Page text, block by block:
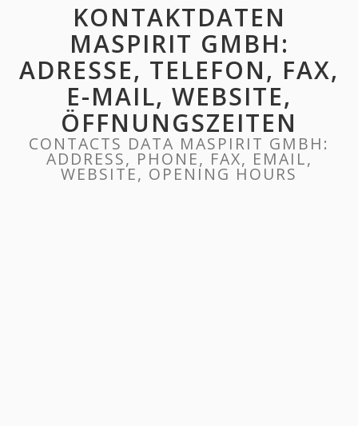
KONTAKTDATEN
MASPIRIT GMBH:
ADRESSE, TELEFON, FAX,
E-MAIL, WEBSITE,
ÖFFNUNGSZEITEN
CONTACTS DATA MASPIRIT GMBH:
ADDRESS, PHONE, FAX, EMAIL,
WEBSITE, OPENING HOURS